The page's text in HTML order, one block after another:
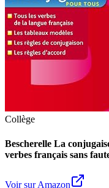
Collège
Bescherelle La
verbes français sans
Voir sur Amazon